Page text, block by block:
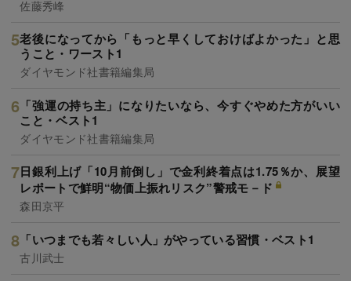
佐藤秀峰
老後になってから「もっと早くしておけばよかった」と思
うこと・ワースト1
ダイヤモンド社書籍編集局
「強運の持ち主」になりたいなら、今すぐやめた方がいい
こと・ベスト1
ダイヤモンド社書籍編集局
日銀利上げ「10月前倒し」で金利終着点は1.75％か、展望
レポートで鮮明“物価上振れリスク”警戒モ－ド
森田京平
「いつまでも若々しい人」がやっている習慣・ベスト1
古川武士